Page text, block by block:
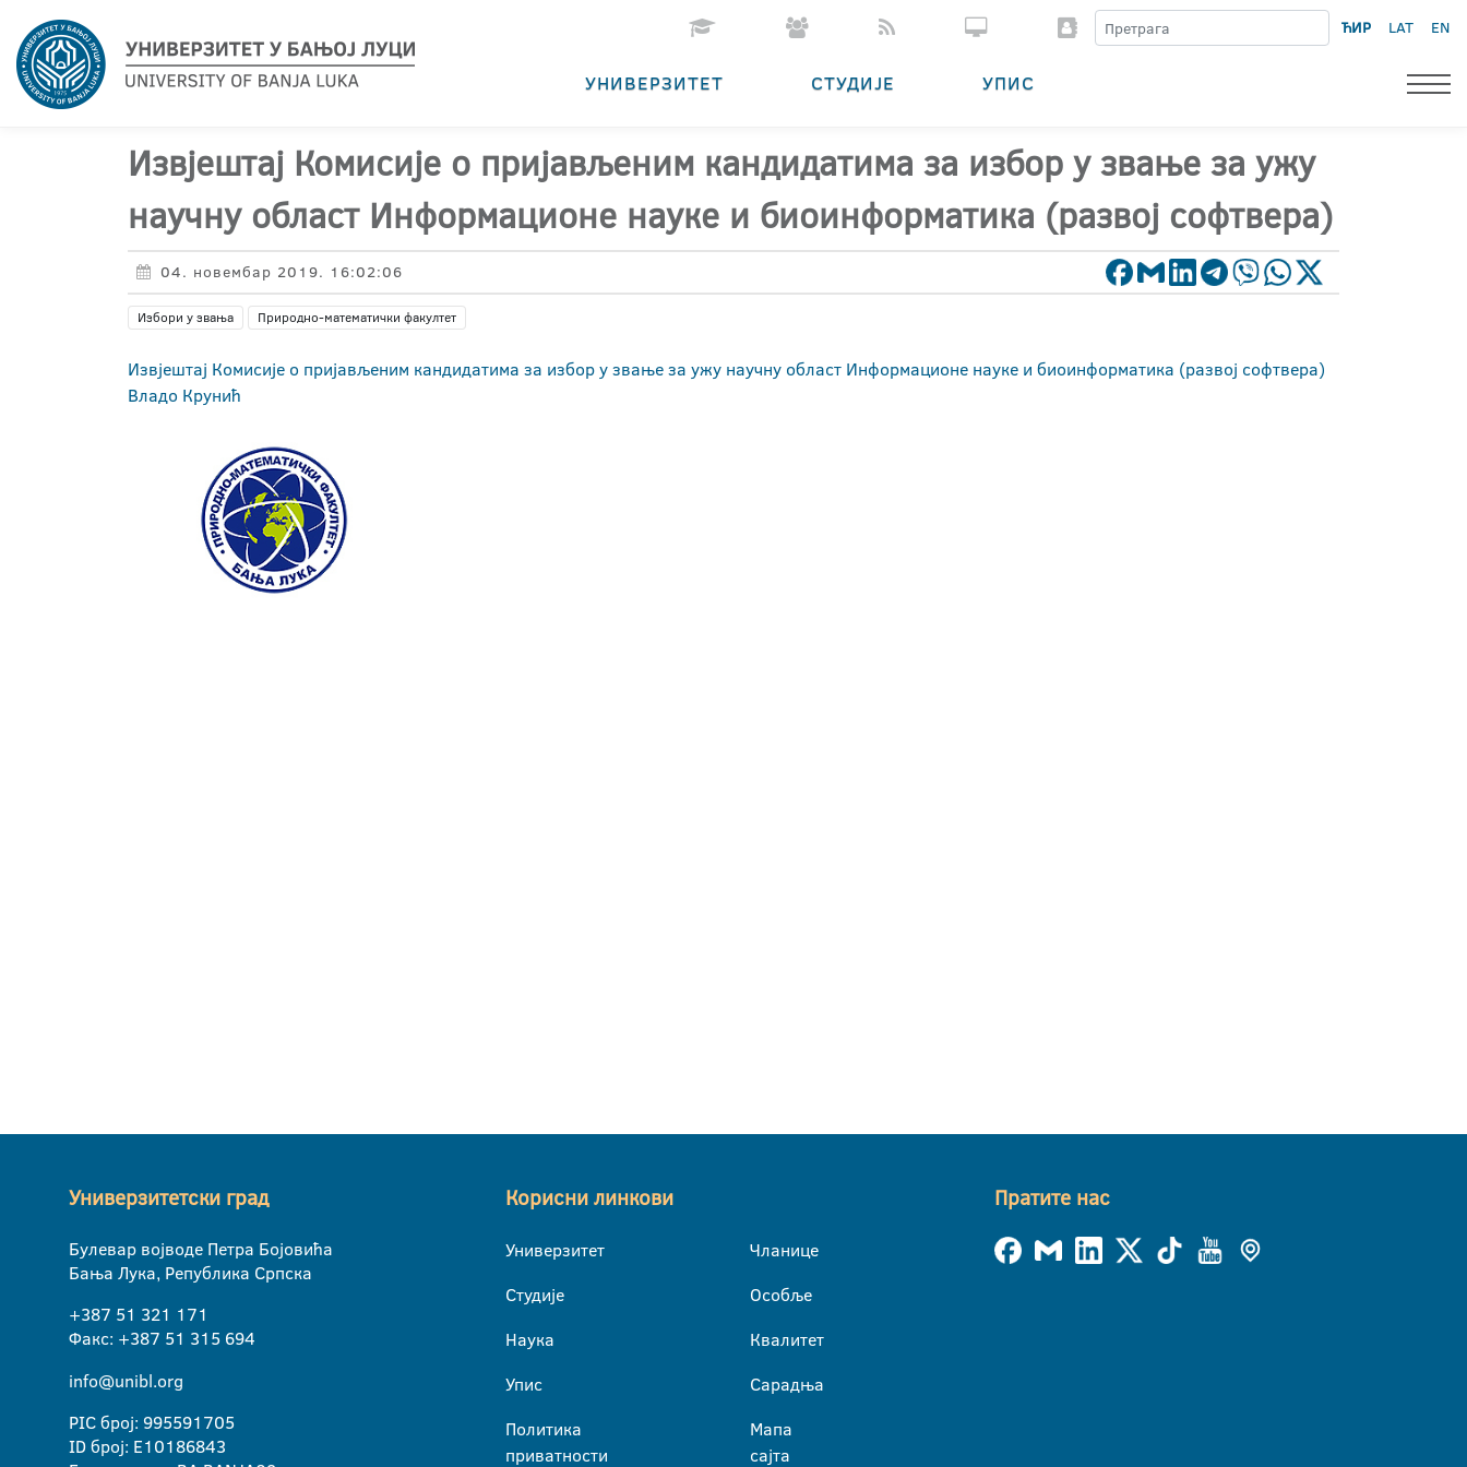
ЋИР LAT EN
УНИВЕРЗИТЕТ СТУДИЈЕ УПИС
Извјештај Комисије о пријављеним кандидатима за избор у звање за ужу
научну област Информационе науке и биоинформатика (развој софтвера)
04. новембар 2019. 16:02:06
Избори у звања Природно-математички факултет
Извјештај Комисије о пријављеним кандидатима за избор у звање за ужу научну област Информационе науке и биоинформатика (развој софтвера)
Владо Крунић
Универзитетски град
Булевар војводе Петра Бојовића
Бања Лука, Република Српска
+387 51 321 171
Факс: +387 51 315 694
info@unibl.org
PIC број: 995591705
ID број: E10186843
Корисни линкови
Универзитет
Студије
Наука
Упис
Политика
приватности
Чланице
Особље
Квалитет
Сарадња
Мапа
сајта
Пратите нас